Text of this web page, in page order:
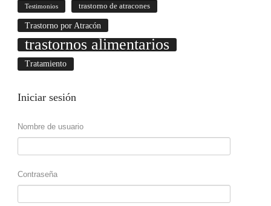
Testimonios trastorno de atracones
Trastorno por Atracón
trastornos alimentarios
Tratamiento
Iniciar sesión
Nombre de usuario
Contraseña